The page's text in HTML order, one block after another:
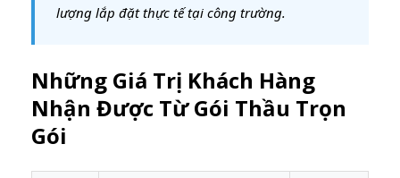
lượng lắp đặt thực tế tại công trường.
Những Giá Trị Khách Hàng
Nhận Được Từ Gói Thầu Trọn
Gói